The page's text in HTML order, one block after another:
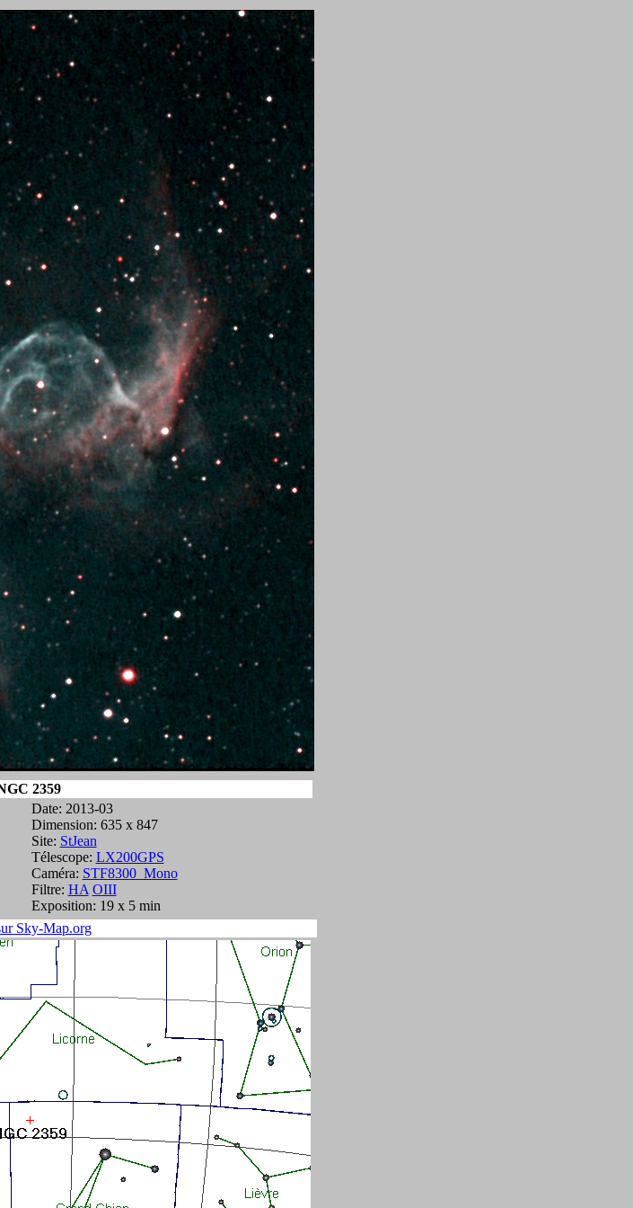
2359
Date: 2013-03
Dimension: 635 x 847
Site: StJean
Télescope: LX200GPS
Caméra: STF8300_Mono
Filtre: HA OIII
Exposition: 19 x 5 min
Sky-Map.org